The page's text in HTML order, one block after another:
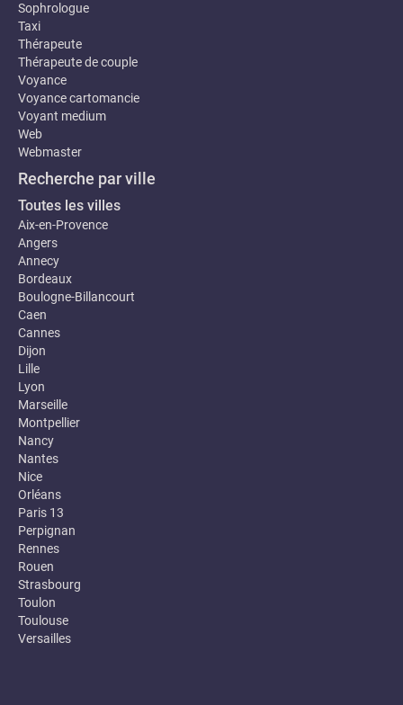
Sophrologue
Taxi
Thérapeute
Thérapeute de couple
Voyance
Voyance cartomancie
Voyant medium
Web
Webmaster
Recherche par ville
Toutes les villes
Aix-en-Provence
Angers
Annecy
Bordeaux
Boulogne-Billancourt
Caen
Cannes
Dijon
Lille
Lyon
Marseille
Montpellier
Nancy
Nantes
Nice
Orléans
Paris 13
Perpignan
Rennes
Rouen
Strasbourg
Toulon
Toulouse
Versailles